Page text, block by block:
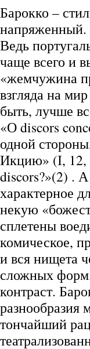
Барокко –
напряженный.
Ведь
чаще всего и
«жемчужина
взгляда на
быть, лучше
«О discors
одной
Икцию» (І, 12,
discors?»(2) .
характерное
некую
сплетены
комическое,
и вся нищета
сложных
контраст.
разнообразия
тончайший